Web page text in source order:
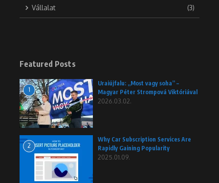
Vállalat (3)
Featured Posts
1
Uraiújfalu: „Most vagy soha” –
Magyar Péter Strompová Viktóriával
2026.03.02.
2
Why Car Subscription Services Are
Rapidly Gaining Popularity
2025.01.09.